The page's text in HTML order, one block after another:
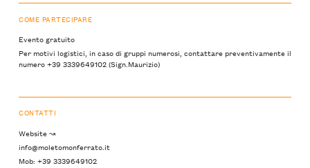
COME PARTECIPARE
Evento gratuito
Per motivi logistici, in caso di gruppi numerosi, contattare preventivamente il
numero +39 3339649102 (Sign.Maurizio)
CONTATTI
Website ↝
info@moletomonferrato.it
Mob: +39 3339649102